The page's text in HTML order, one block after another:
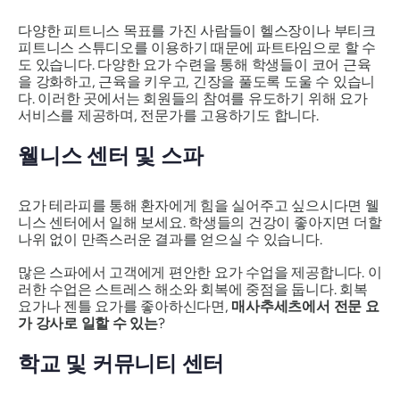
다양한 피트니스 목표를 가진 사람들이 헬스장이나 부티크
피트니스 스튜디오를 이용하기 때문에 파트타임으로 할 수
도 있습니다. 다양한 요가 수련을 통해 학생들이 코어 근육
을 강화하고, 근육을 키우고, 긴장을 풀도록 도울 수 있습니
다. 이러한 곳에서는 회원들의 참여를 유도하기 위해 요가
서비스를 제공하며, 전문가를 고용하기도 합니다.
웰니스 센터 및 스파
요가 테라피를 통해 환자에게 힘을 실어주고 싶으시다면 웰
니스 센터에서 일해 보세요. 학생들의 건강이 좋아지면 더할
나위 없이 만족스러운 결과를 얻으실 수 있습니다.
많은 스파에서 고객에게 편안한 요가 수업을 제공합니다. 이
러한 수업은 스트레스 해소와 회복에 중점을 둡니다. 회복
요가나 젠틀 요가를 좋아하신다면, 매사추세츠에서 전문 요
가 강사로 일할 수 있는?
학교 및 커뮤니티 센터